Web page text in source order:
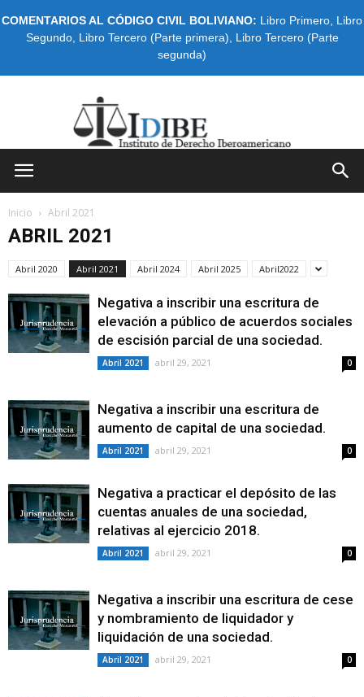
COMENTARIOS AL CÓDIGO CIVIL BOLIVIANO: Libro Primero Libro
Segundo, Libro Tercero (Parte primera)
Libro Tercero (Parte
segunda)
Inicio Abril 2021
ABRIL 2021
Abril 2020 Abril 2021 Abril 2024 Abril 2025 Abril2022
Negativa a inscribir una escritura de
elevación a público de acuerdos sociales
de escisión parcial de una sociedad.
Abril 2021 abril 29, 2021 0
Negativa a inscribir una escritura de
aumento de capital de una sociedad.
Abril 2021 abril 29, 2021 0
Negativa a practicar el depósito de las
cuentas anuales de una sociedad,
relativas al ejercicio 2018.
Abril 2021 abril 29, 2021 0
Negativa a inscribir una escritura de cese
y nombramiento de liquidador y
liquidación de una sociedad.
Abril 2021 abril 29, 2021 0